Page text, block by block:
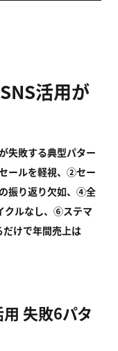
活用が
失敗する典型パター
ールを軽視、②セー
振り返り欠如、④全
クルなし、⑥ステマ
けで年間売上は
失敗6パタ